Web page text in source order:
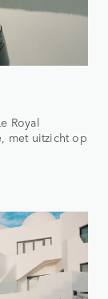
Royal
met uitzicht op